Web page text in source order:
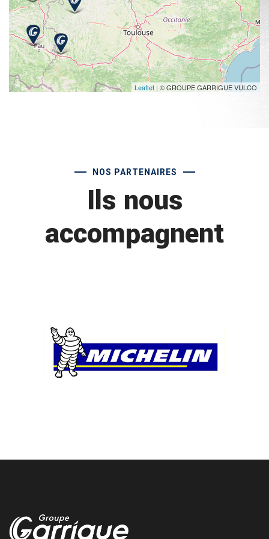
Leaflet | © GROUPE GARRIGUE VULCO
NOS PARTENAIRES
Ils nous
accompagnent
Bayonne changement pneu